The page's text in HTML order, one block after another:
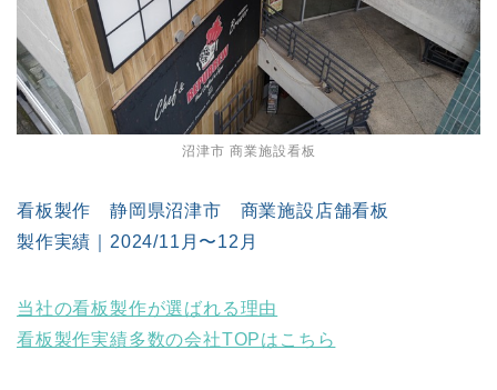
沼津市 商業施設看板
看板製作 静岡県沼津市 商業施設店舗看板
製作実績｜2024/11月〜12月
当社の看板製作が選ばれる理由
看板製作実績多数の会社TOPはこちら